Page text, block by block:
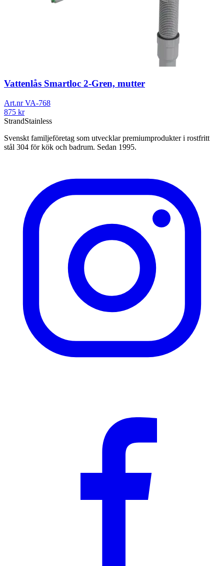
Vattenlås Smartloc 2-Gren, mutter
Art.nrVA-768
875 kr
StrandStainless
Svenskt familjeföretag som utvecklar premiumprodukter i rostfritt
stål 304 för kök och badrum. Sedan 1995.